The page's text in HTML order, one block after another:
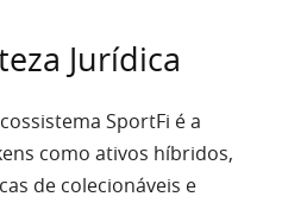
Jurídica
SportFi é a
como ativos híbridos,
de colecionáveis e